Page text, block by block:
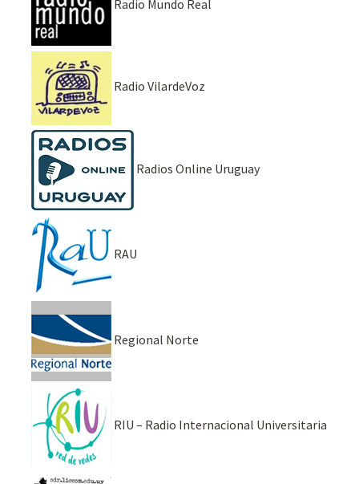
Radio Mundo Real
Radio VilardeVoz
Radios Online Uruguay
RAU
Regional Norte
RIU – Radio Internacional Universitaria